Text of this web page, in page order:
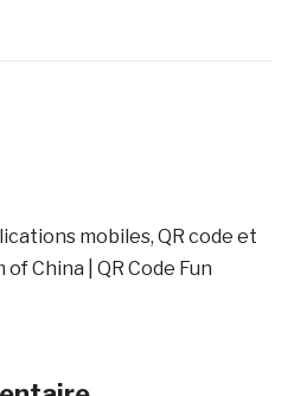
mobiles, QR code et
China | QR Code Fun